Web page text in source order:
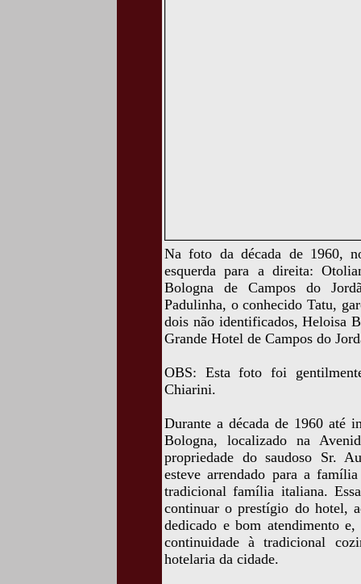
Na foto da década de 1960,
esquerda para a direita:
Bologna de Campos do
Padulinha, o conhecido Tatu,
dois não identificados, Heloisa
Grande Hotel de Campos do
OBS: Esta foto foi
Chiarini.
Durante a década de 1960 até
Bologna, localizado na
propriedade do saudoso Sr.
esteve arrendado para a
tradicional família italiana.
continuar o prestígio do hotel,
dedicado e bom atendimento
continuidade à tradicional
hotelaria da cidade.